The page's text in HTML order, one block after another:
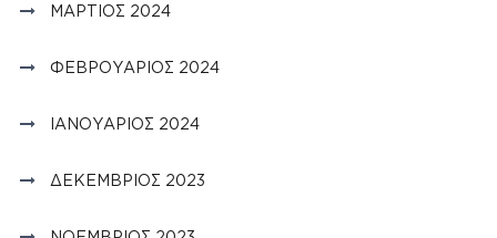
ΜΆΡΤΙΟΣ 2024
ΦΕΒΡΟΥΆΡΙΟΣ 2024
ΙΑΝΟΥΆΡΙΟΣ 2024
ΔΕΚΈΜΒΡΙΟΣ 2023